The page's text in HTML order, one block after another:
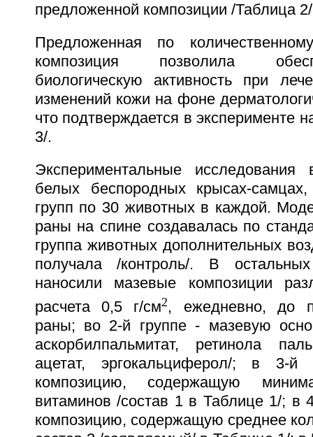
предложенной композиции /Таблица
Предложенная по
композиция позволила
биологическую активность при
изменений кожи на фоне
что подтверждается в эксперименте
3/.
Экспериментальные
белых беспородных крысах-
групп по 30 животных в каждой.
раны на спине создавалась по
группа животных дополнительных
получала /контроль/. В
наносили мазевые композиции
расчета 0,5 г/см2, ежедневно, до
раны; во 2-й группе - мазевую
аскорбилпальмитат, ретинола
ацетат, эргокальциферол/; в 3-
композицию, содержащую
витаминов /состав 1 в Таблице 1/; в
композицию, содержащую среднее